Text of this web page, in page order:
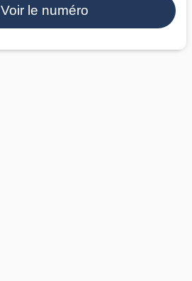
Voir le numéro